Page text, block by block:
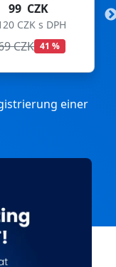
275 CZK
333 CZK s DPH
299 CZK
einer